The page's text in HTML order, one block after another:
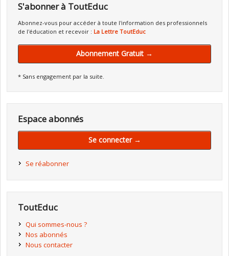
S'abonner à ToutEduc
Abonnez-vous pour accéder à toute l'information des professionnels
de l'éducation et recevoir : La Lettre ToutEduc
Abonnement Gratuit →
* Sans engagement par la suite.
Espace abonnés
Se connecter →
Se réabonner
ToutEduc
Qui sommes-nous ?
Nos abonnés
Nous contacter